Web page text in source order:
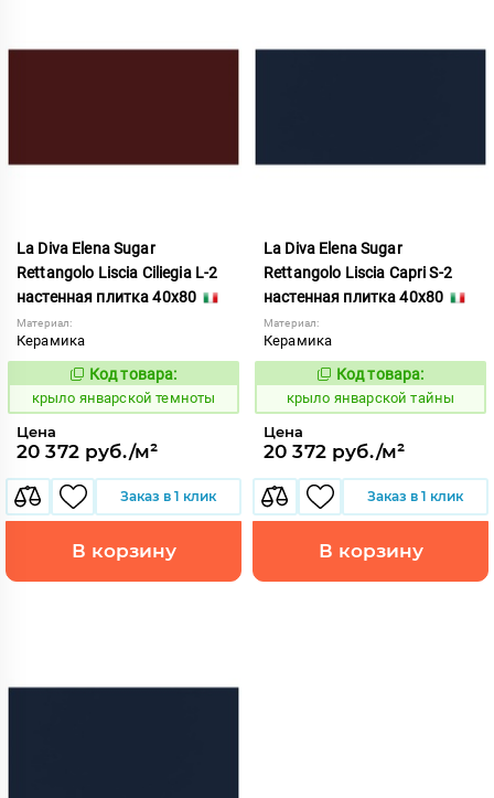
La Diva Elena Sugar
Rettangolo Liscia Ciliegia L-2
настенная плитка 40x80
Материал:
Керамика
843477
Код товара:
крыло январской темноты
Цена
20 372 руб./м²
Заказ в 1 клик
В корзину
La Diva Elena Sugar
Rettangolo Liscia Capri S-2
настенная плитка 40x80
Материал:
Керамика
843476
Код товара:
крыло январской тайны
Цена
20 372 руб./м²
Заказ в 1 клик
В корзину